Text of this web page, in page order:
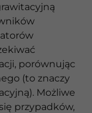
porównując
(to znaczy
Możliwe
przypadków,